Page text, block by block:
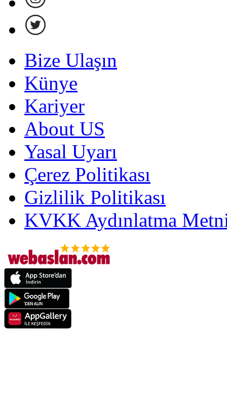
Bize Ulaşın
Künye
Kariyer
About US
Yasal Uyarı
Çerez Politikası
Gizlilik Politikası
KVKK Aydınlatma